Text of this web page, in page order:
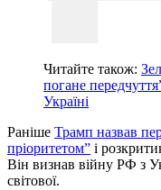
Читайте також:
погане
Україні
Раніше Трамп назвав
пріоритетом” і
Він визнав війну РФ з
світової.